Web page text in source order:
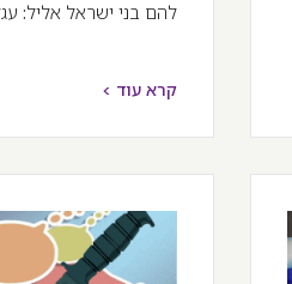
להם בני ישראל אליל:
קרא עוד >